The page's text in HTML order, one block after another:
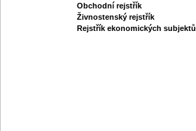
Obchodní rejstřík
Živnostenský rejstřík
Rejstřík ekonomických subjektů